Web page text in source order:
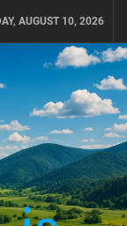
AUGUST 10, 2026